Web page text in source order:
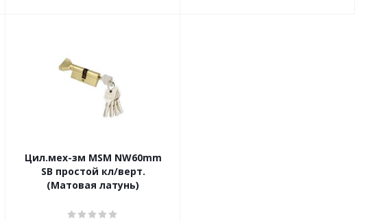
Цил.мех-зм MSM NW60mm
SB простой кл/верт.
(Матовая латунь)